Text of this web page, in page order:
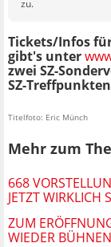
zu.
Tickets/Infos
gibt's unter
zwei SZ-
SZ-
Titelfoto: Eric Münch
Mehr zum
668
JETZT WIRKLICH
ZUM
WIEDER